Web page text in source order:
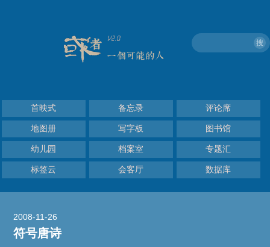
搜
首映式 备忘录 评论席
地图册 写字板 图书馆
幼儿园 档案室 专题汇
标签云 会客厅 数据库
2008-11-26
符号唐诗